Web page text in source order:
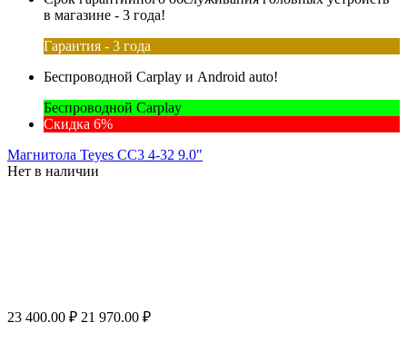
в магазине - 3 года!
Гарантия - 3 года
Беспроводной Carplay и Android auto!
Беспроводной Carplay
Скидка 6%
Магнитола Teyes CC3 4-32 9.0"
Нет в наличии
23 400.00 ₽ 21 970.00 ₽